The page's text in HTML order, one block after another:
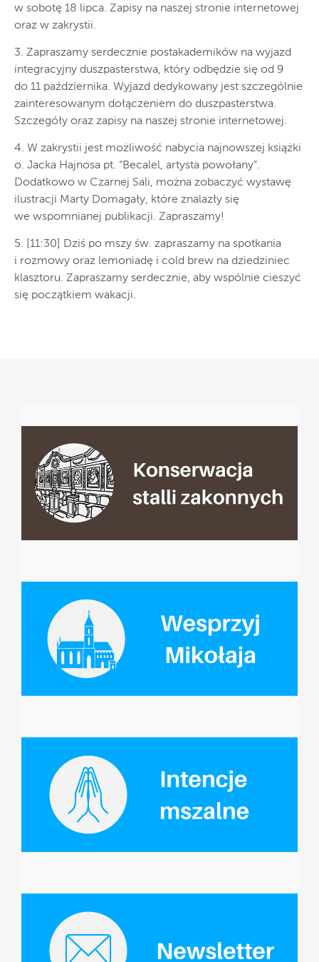
w sobotę 18 lipca. Zapisy na naszej stronie internetowej
oraz w zakrystii.
3. Zapraszamy serdecznie postakademików na wyjazd
integracyjny duszpasterstwa, który odbędzie się od 9
do 11 października. Wyjazd dedykowany jest szczególnie
zainteresowanym dołączeniem do duszpasterstwa.
Szczegóły oraz zapisy na naszej stronie internetowej.
4. W zakrystii jest możliwość nabycia najnowszej książki
o. Jacka Hajnosa pt. “Becalel, artysta powołany”.
Dodatkowo w Czarnej Sali, można zobaczyć wystawę
ilustracji Marty Domagały, które znalazły się
we wspomnianej publikacji. Zapraszamy!
5. [11:30] Dziś po mszy św. zapraszamy na spotkania
i rozmowy oraz lemoniadę i cold brew na dziedziniec
klasztoru. Zapraszamy serdecznie, aby wspólnie cieszyć
się początkiem wakacji.